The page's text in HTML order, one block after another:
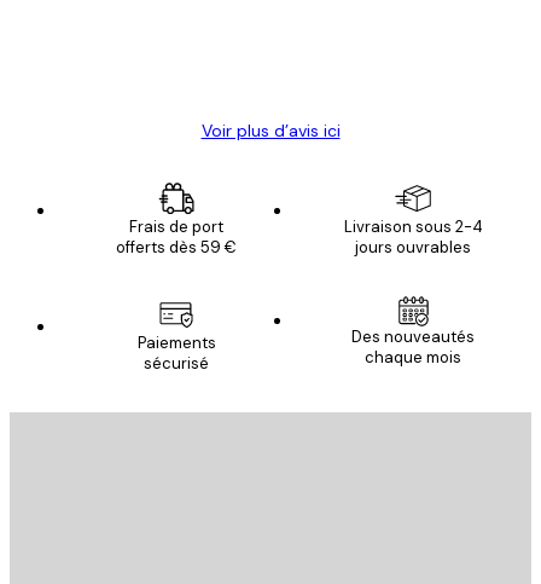
Voir plus d’avis ici
S'INSCRIRE
Frais de port
offerts dès 59 €
Livraison sous 2-4
jours ouvrables
Paiements
sécurisé
Des nouveautés
chaque mois